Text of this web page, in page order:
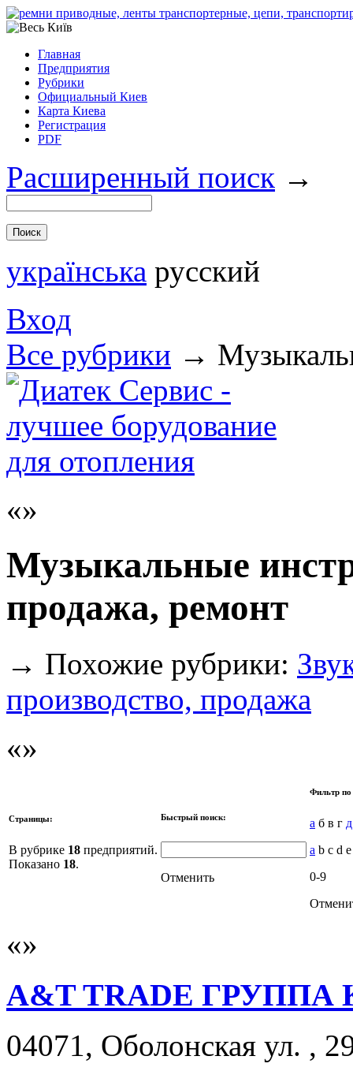
Главная
Предприятия
Рубрики
Официальный Киев
Карта Киева
Регистрация
PDF
Расширенный поиск →
українська русский
Вход
Все рубрики →
Музыкальные
продажа, ремонт
→ Похожие рубрики:
производство, продажа
Страницы:
В рубрике 18 предприятий.
Показано 18.
Быстрый поиск:
Отменить
Фильтр по
а б в г д
a b c d
0-9
A&T TRADE
04071, Оболонская ул. ,